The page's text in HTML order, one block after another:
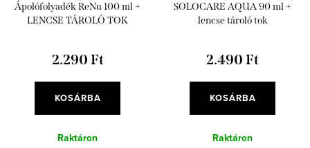
Ápolófolyadék ReNu 100 ml +
LENCSE TÁROLÓ TOK
2.290 Ft
KOSÁRBA
Raktáron
SOLOCARE AQUA 90 ml +
lencse tároló tok
2.490 Ft
KOSÁRBA
Raktáron